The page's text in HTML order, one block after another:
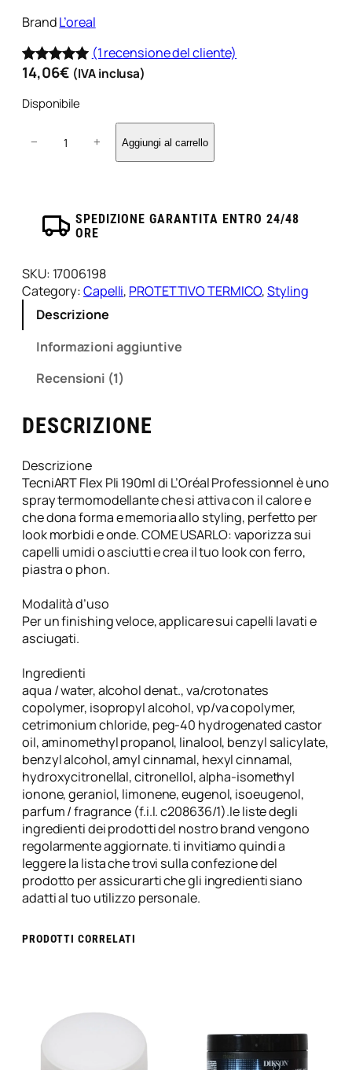
BrandL’oreal
Valutato
su base
1
(1 recensione del cliente)
14,06€ (IVA inclusa)
Disponibile
m
o
m
n
e
F
l
e
x
P
l
i
T
e
c
n
i
A
r
t
.
1
9
0
m
l
–
L
'
O
r
a
− + Aggiungi al carrello
SPEDIZIONE GARANTITA ENTRO 24/48
ORE
SKU: 17006198
Category:Capelli, PROTETTIVO TERMICO, Styling
Descrizione
Informazioni aggiuntive
Recensioni (1)
DESCRIZIONE
Descrizione
TecniART Flex Pli 190ml di L’Oréal Professionnel è uno
spray termomodellante che si attiva con il calore e
che dona forma e memoria allo styling, perfetto per
look morbidi e onde. COME USARLO: vaporizza sui
capelli umidi o asciutti e crea il tuo look con ferro,
piastra o phon.
Modalità d’uso
Per un finishing veloce, applicare sui capelli lavati e
asciugati.
Ingredienti
aqua / water, alcohol denat., va/crotonates
copolymer, isopropyl alcohol, vp/va copolymer,
cetrimonium chloride, peg-40 hydrogenated castor
oil, aminomethyl propanol, linalool, benzyl salicylate,
benzyl alcohol, amyl cinnamal, hexyl cinnamal,
hydroxycitronellal, citronellol, alpha-isomethyl
ionone, geraniol, limonene, eugenol, isoeugenol,
parfum / fragrance (f.i.l. c208636/1).le liste degli
ingredienti dei prodotti del nostro brand vengono
regolarmente aggiornate. ti invitiamo quindi a
leggere la lista che trovi sulla confezione del
prodotto per assicurarti che gli ingredienti siano
adatti al tuo utilizzo personale.
PRODOTTI CORRELATI